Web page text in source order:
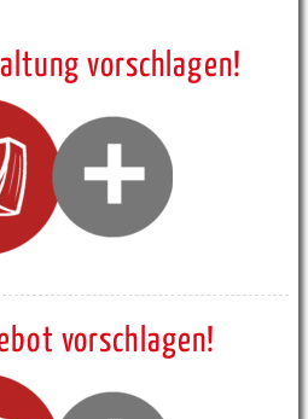
vorschlagen!
vorschlagen!